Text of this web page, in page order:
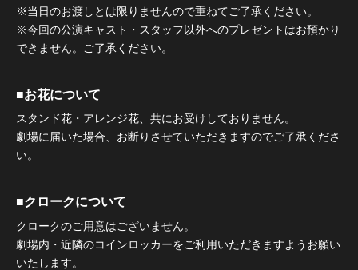
※当日のお渡しとは限りませんので重ねてご了承ください。
※今回の公演キャスト・スタッフ以外へのプレゼントはお預かり
できません。ご了承ください。
■お花について
スタンド花・アレンジ花、共にお受けしておりません。
劇場に届いた場合、お断りさせていただきますのでご了承くださ
い。
■クロークについて
クロークのご用意はございません。
劇場内・近隣のコインロッカーをご利用いただきますようお願い
いたします。